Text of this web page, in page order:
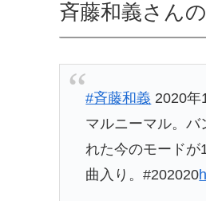
斉藤和義さん
#斉藤和義 2020年
マルニーマル。バ
れた今のモード
曲入り。#202020